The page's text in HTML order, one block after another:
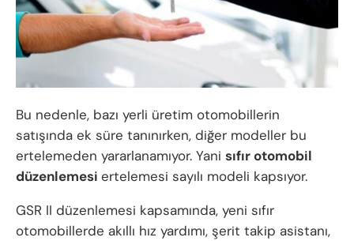
Bu nedenle, bazı yerli üretim otomobillerin
satışında ek süre tanınırken, diğer modeller bu
ertelemeden yararlanamıyor. Yani sıfır otomobil
düzenlemesi ertelemesi sayılı modeli kapsıyor.
GSR II düzenlemesi kapsamında, yeni sıfır
otomobillerde akıllı hız yardımı, şerit takip asistanı,